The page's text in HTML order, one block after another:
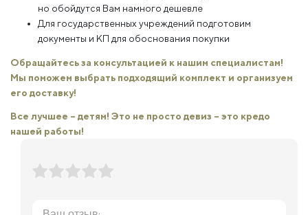
но обойдутся Вам намного дешевле
Для государственных учреждений подготовим
документы и КП для обоснования покупки
Обращайтесь за консультацией к нашим специалистам!
Мы поможем выбрать подходящий комплект и организуем
его доставку!
Все лучшее – детям! Это не просто девиз – это кредо
нашей работы!